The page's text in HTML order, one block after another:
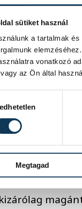
sütiket használ
a tartalmak
vonatkozó
az Ön által
Megtagad
vizsgálatot